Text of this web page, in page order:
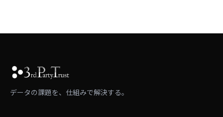
データの課題を、仕組みで解決する。